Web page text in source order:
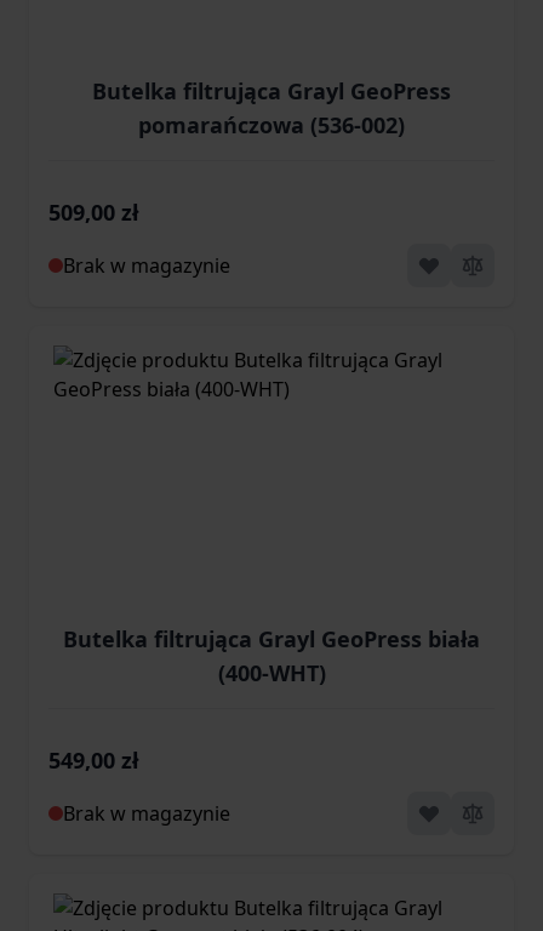
Butelka filtrująca Grayl GeoPress
pomarańczowa (536-002)
509,00 zł
Brak w magazynie
Butelka filtrująca Grayl GeoPress biała
(400-WHT)
549,00 zł
Brak w magazynie